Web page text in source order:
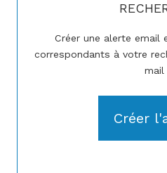
Créer une alerte email
correspondants à votre
mail
Créer